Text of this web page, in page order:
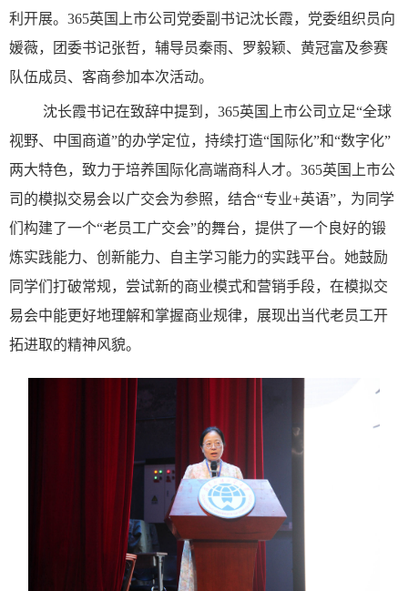
利开展。365英国上市公司党委副书记沈长霞，党委组织员向
媛薇，团委书记张哲，辅导员秦雨、罗毅颖、黄冠富及参赛
队伍成员、客商参加本次活动。
沈长霞书记在致辞中提到，365英国上市公司立足“全球
视野、中国商道”的办学定位，持续打造“国际化”和“数字化”
两大特色，致力于培养国际化高端商科人才。365英国上市公
司的模拟交易会以广交会为参照，结合“专业+英语”，为同学
们构建了一个“老员工广交会”的舞台，提供了一个良好的锻
炼实践能力、创新能力、自主学习能力的实践平台。她鼓励
同学们打破常规，尝试新的商业模式和营销手段，在模拟交
易会中能更好地理解和掌握商业规律，展现出当代老员工开
拓进取的精神风貌。